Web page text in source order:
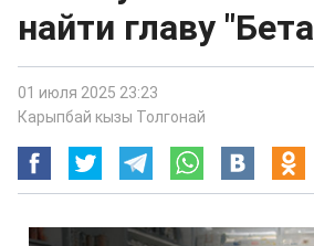
найти главу
01 июля 2025 23:23
Карыпбай кызы Толгонай